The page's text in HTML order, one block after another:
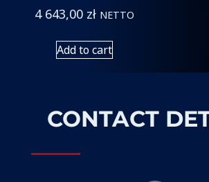
4 643,00 zł NETTO
Add to cart
CONTACT